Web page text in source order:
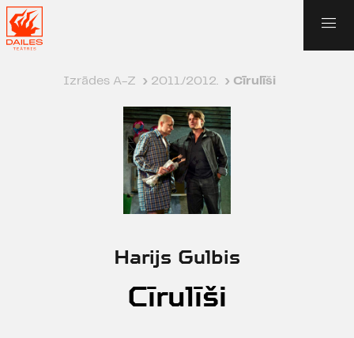
Izrādes A-Z › 2011./2012. › Cīrulīši
Harijs Gulbis
Cīrulīši